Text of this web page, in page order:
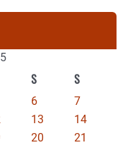
S S
6
7
13
14
20
21